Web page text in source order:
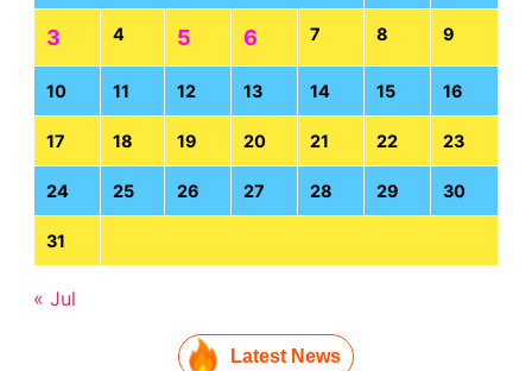
3 4 5 6 7 8 9
10 11 12 13 14 15 16
17 18 19 20 21 22 23
24 25 26 27 28 29 30
31
« Jul
Latest News